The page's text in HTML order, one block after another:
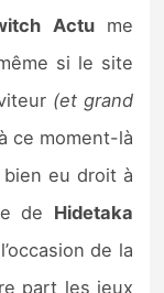
2 Actume
si le site
(et grand
ce moment-là
eu droit à
de Hidetaka
de la
part les jeux